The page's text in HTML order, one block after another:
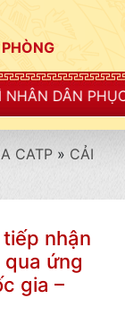
VỤ"
CATP » CẢI
nhận
qua ứng
gia –